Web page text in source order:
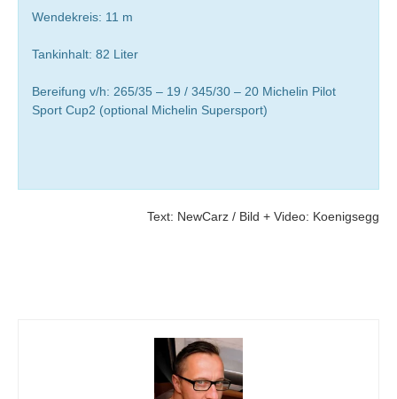
Wendekreis: 11 m
Tankinhalt: 82 Liter
Bereifung v/h: 265/35 – 19 / 345/30 – 20 Michelin Pilot
Sport Cup2 (optional Michelin Supersport)
Text: NewCarz / Bild + Video: Koenigsegg